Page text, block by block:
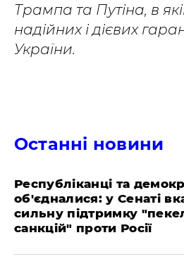
Трампа та Путіна, в
надійних і дієвих
України.
Останні новини
Республіканці та
об'єдналися: у Сенаті
сильну підтримку
санкцій" проти Росії